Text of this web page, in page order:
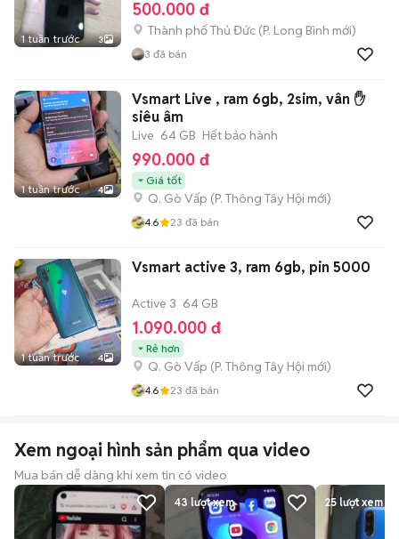
1 tuần trước 3
500.000 đ
Thành phố Thủ Đức (P. Long Bình mới)
3 đã bán
1 tuần trước 4
Vsmart Live , ram 6gb, 2sim, vân ✋
siêu âm
Live 64 GB Hết bảo hành
990.000 đ
Giá tốt
Q. Gò Vấp (P. Thông Tây Hội mới)
4.6 23 đã bán
1 tuần trước 4
Vsmart active 3, ram 6gb, pin 5000
Active 3 64 GB
1.090.000 đ
Rẻ hơn
Q. Gò Vấp (P. Thông Tây Hội mới)
4.6 23 đã bán
Xem ngoại hình sản phẩm qua video
Mua bán dễ dàng khi xem tin có video
43 lượt xem 25 lượt xem